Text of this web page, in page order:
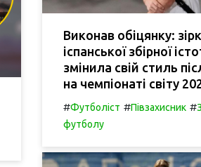
Виконав обіцянку:
іспанської збірної
змінила свій стиль
на чемпіонаті світу
#Футболіст #Півзахисник #
футболу